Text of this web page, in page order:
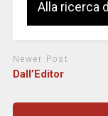
Alla ricerca
Newer Post
Dall’Editor